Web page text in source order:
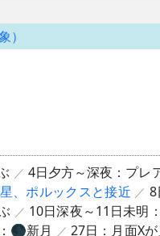
）
4日夕方～深夜：プレ
、ポルックスと接近
8
10日深夜～11日未明
🌑新月
27日：月面X